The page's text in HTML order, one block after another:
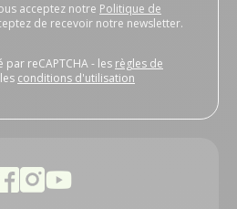
acceptez notre Politique de
de recevoir notre newsletter.
reCAPTCHA - les règles de
conditions d'utilisation